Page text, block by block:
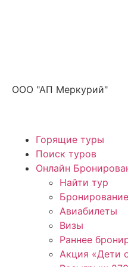
ООО "АП Меркурий"
Горящие туры
Поиск туров
Онлайн
Найти тур
Авиабилеты
Визы
Раннее
Акция «Дети